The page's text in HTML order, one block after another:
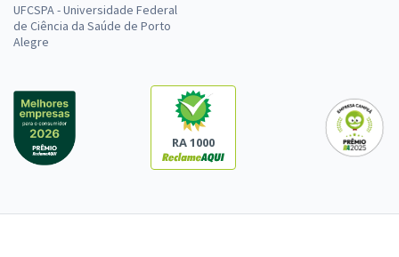
UFCSPA - Universidade Federal
de Ciência da Saúde de Porto
Alegre
RA 1000